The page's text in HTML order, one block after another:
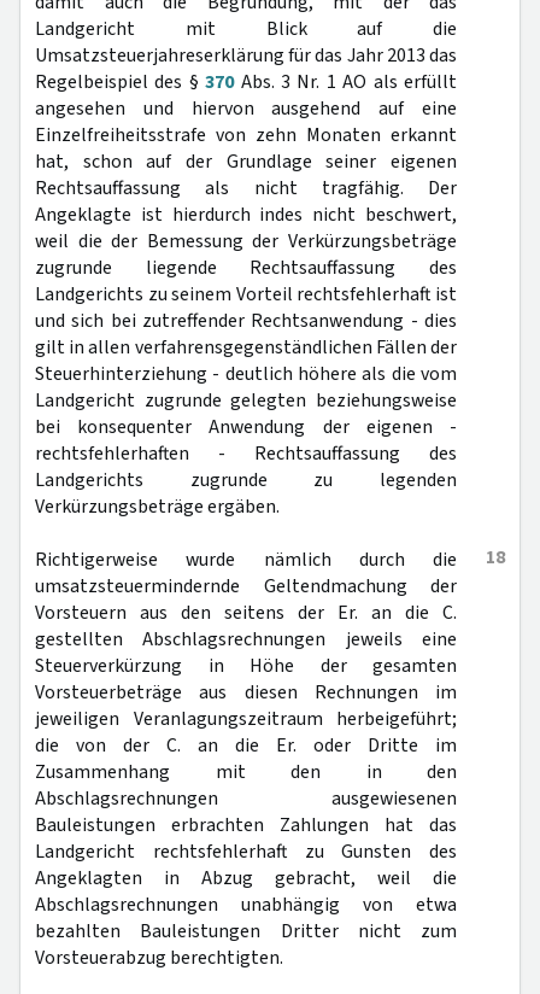
Landgericht mit Blick auf die
Umsatzsteuerjahreserklärung für das Jahr 2013 das
Regelbeispiel des §370Abs. 3 Nr. 1 AO als erfüllt
angesehen und hiervon ausgehend auf eine
Einzelfreiheitsstrafe von zehn Monaten erkannt
hat, schon auf der Grundlage seiner eigenen
Rechtsauffassung als nicht tragfähig. Der
Angeklagte ist hierdurch indes nicht beschwert,
weil die der Bemessung der Verkürzungsbeträge
zugrunde liegende Rechtsauffassung des
Landgerichts zu seinem Vorteil rechtsfehlerhaft ist
und sich bei zutreffender Rechtsanwendung - dies
gilt in allen verfahrensgegenständlichen Fällen der
Steuerhinterziehung - deutlich höhere als die vom
Landgericht zugrunde gelegten beziehungsweise
bei konsequenter Anwendung der eigenen -
rechtsfehlerhaften - Rechtsauffassung des
Landgerichts zugrunde zu legenden
Verkürzungsbeträge ergäben.
18
Richtigerweise wurde nämlich durch die
umsatzsteuermindernde Geltendmachung der
Vorsteuern aus den seitens der Er. an die C.
gestellten Abschlagsrechnungen jeweils eine
Steuerverkürzung in Höhe der gesamten
Vorsteuerbeträge aus diesen Rechnungen im
jeweiligen Veranlagungszeitraum herbeigeführt;
die von der C. an die Er. oder Dritte im
Zusammenhang mit den in den
Abschlagsrechnungen ausgewiesenen
Bauleistungen erbrachten Zahlungen hat das
Landgericht rechtsfehlerhaft zu Gunsten des
Angeklagten in Abzug gebracht, weil die
Abschlagsrechnungen unabhängig von etwa
bezahlten Bauleistungen Dritter nicht zum
Vorsteuerabzug berechtigten.